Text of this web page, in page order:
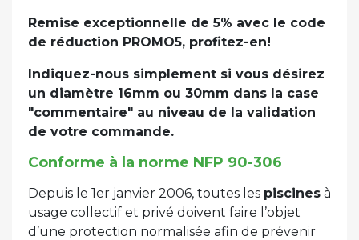
Remise exceptionnelle de 5% avec le code
de réduction PROMO5, profitez-en!
Indiquez-nous simplement si vous désirez
un diamètre 16mm ou 30mm dans la case
"commentaire" au niveau de la validation
de votre commande.
Conforme à la norme NFP 90-306
Depuis le 1er janvier 2006, toutes les piscines à
usage collectif et privé doivent faire l’objet
d’une protection normalisée afin de prévenir